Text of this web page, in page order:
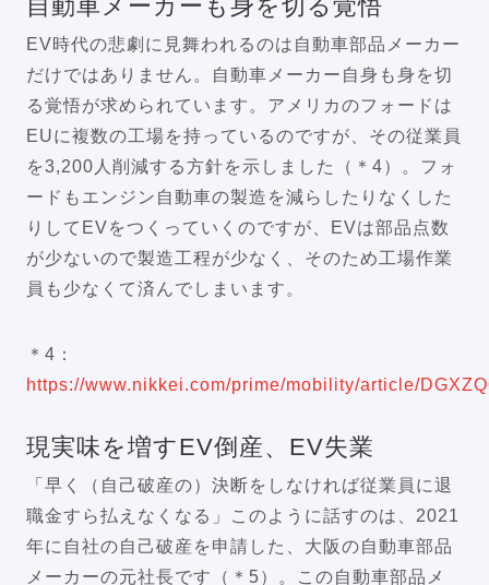
自動車メーカーも身を切る覚悟
EV時代の悲劇に見舞われるのは自動車部品メーカー
だけではありません。自動車メーカー自身も身を切
る覚悟が求められています。アメリカのフォードは
EUに複数の工場を持っているのですが、その従業員
を3,200人削減する方針を示しました（＊4）。フォ
ードもエンジン自動車の製造を減らしたりなくした
りしてEVをつくっていくのですが、EVは部品点数
が少ないので製造工程が少なく、そのため工場作業
員も少なくて済んでしまいます。
＊4：
https://www.nikkei.com/prime/mobility/article/
現実味を増すEV倒産、EV失業
「早く（自己破産の）決断をしなければ従業員に退
職金すら払えなくなる」このように話すのは、2021
年に自社の自己破産を申請した、大阪の自動車部品
メーカーの元社長です（＊5）。この自動車部品メ